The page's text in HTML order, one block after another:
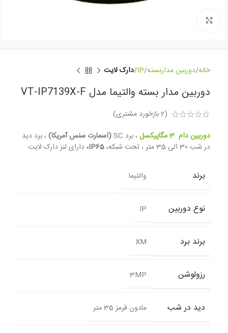
خانه دوربین مداربسته IP دارک لایت
دوربین مدار بسته والتیما مدل VT-IP7139X-F
(
2بازخورد مشتری)
دوربین دام 3 مگاپیکسل
، برد SC (اسمارت سنس آمریکا)، برد دید
در شب 30 الی 35 متر ، تحت شبکه،
IP65، دارای لنز دارک لایت
برند والتیما
نوع دوربین IP
برند برد XM
رزولوشن 3MP
دید در شب مادون قرمز 35 متر